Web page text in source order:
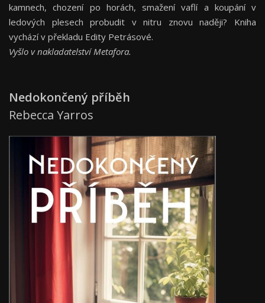
kamnech, chození po horách, smažení vaflí a koupání v
ledových plesech probudit v nitru znovu naději? Kniha
vychází v překladu Edity Petrásové.
Vyšlo v nakladatelství Metafora.
Nedokončený příběh
Rebecca Yarros